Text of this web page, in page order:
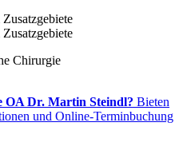
Chirurgie
OA Dr. Martin Steindl? Bieten
und Online-Terminbuchung